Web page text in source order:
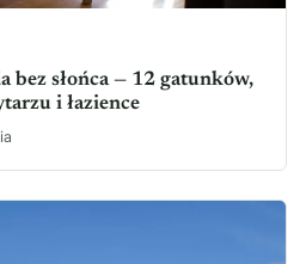
bez słońca — 12 gatunków,
i łazience